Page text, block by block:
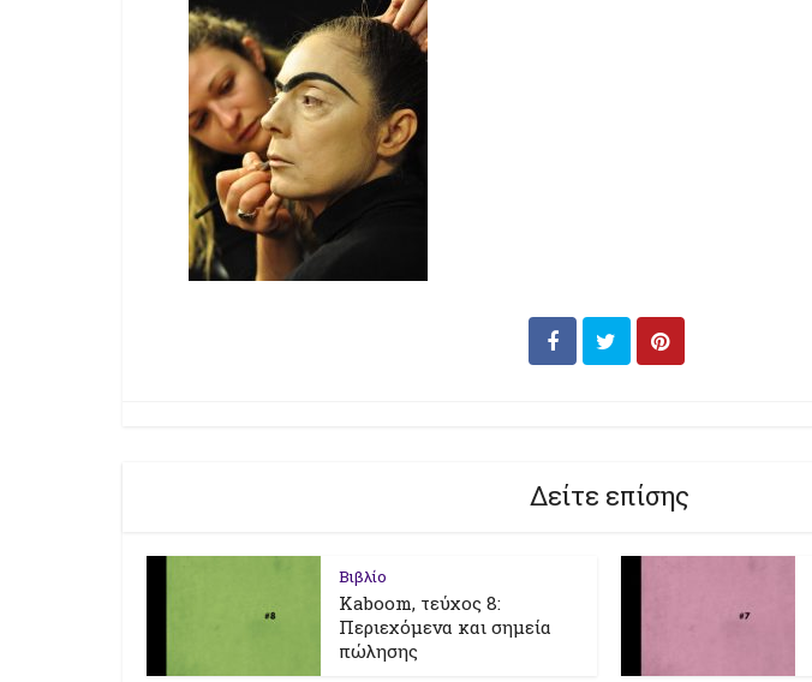
Δείτε επίσης
Βιβλίο
Kaboom, τεύχος 8:
Περιεχόμενα και σημεία
πώλησης